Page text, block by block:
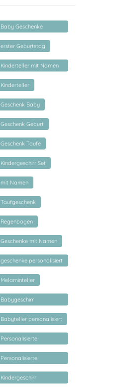
Baby Geschenke
personalisierbar
erster Geburtstag
Kinderteller mit Namen
personalisiert
Kinderteller
Geschenk Baby
Geschenk Geburt
Geschenk Taufe
Kindergeschirr Set
mit Namen
Taufgeschenk
Regenbogen
Geschenke mit Namen
geschenke personalisiert
kinder
Melaminteller
Babygeschirr
personalisiert
Babyteller personalisiert
Personalisierte
Babygeschenke
Personalisierte
Geschenke für Kinder
Kindergeschirr